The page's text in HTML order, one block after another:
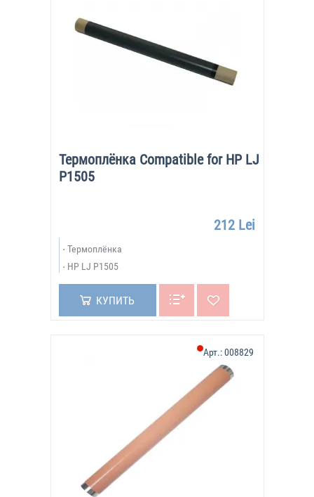
Термоплёнка Compatible for HP LJ
P1505
212 Lei
Термоплёнка
HP LJ P1505
КУПИТЬ
Арт.:008829